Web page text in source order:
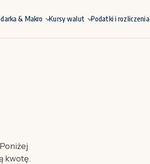
& Makro Kursy walut Podatki i rozliczenia
kwotę.